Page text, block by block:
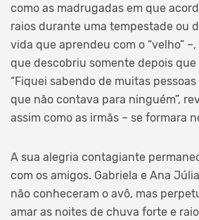
como as madrugadas em que
raios durante uma tempestade ou
vida que aprendeu com o “velho”
que descobriu somente depois
“Fiquei sabendo de muitas
que não contava para ninguém”,
assim como as irmãs – se formara
A sua alegria contagiante
com os amigos. Gabriela e Ana
não conheceram o avô, mas
amar as noites de chuva forte e